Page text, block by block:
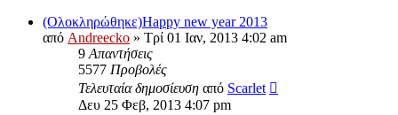
(Ολοκληρώθηκε)Happy new year 2013
από Andreecko » Τρί 01 Ιαν, 2013 4:02 am
9 Απαντήσεις
5577 Προβολές
Τελευταία δημοσίευση από Scarlet
Δευ 25 Φεβ, 2013 4:07 pm